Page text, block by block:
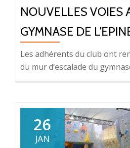
NOUVELLES VOIES
GYMNASE DE
Les adhérents du club ont
du mur d’escalade du
26
JAN